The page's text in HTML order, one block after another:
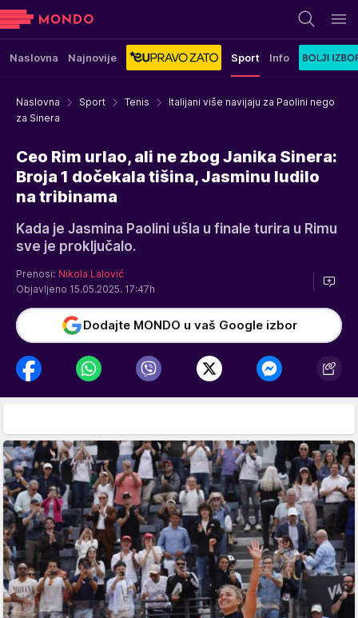
Naslovna Najnovije Sport Info
Naslovna Sport Tenis
Italijani više navijaju za Paolini nego
za Sinera
Ceo Rim urlao, ali ne zbog Janika Sinera:
Broja 1 dočekala tišina, Jasminu ludilo
na tribinama
Kada je Jasmina Paolini ušla u finale turira u Rimu
sve je proključalo.
Prenosi: Nikola Lalović
Objavljeno 15.05.2025. 17:47h
Dodajte MONDO u vaš Google izbor